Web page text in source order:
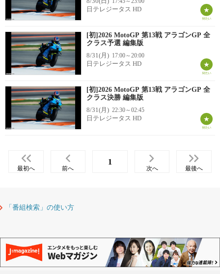
日テレジータス HD
[初]2026 MotoGP 第13戦 アラゴンGP 全
クラス予選 編集版
8/31(月) 17:00～20:00
日テレジータス HD
[初]2026 MotoGP 第13戦 アラゴンGP 全
クラス決勝 編集版
8/31(月) 22:30～02:45
日テレジータス HD
最初へ 前へ
1
次へ 最後へ
「番組検索」の使い方